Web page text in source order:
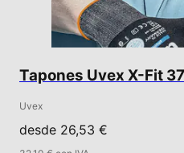
Tapones Uvex X-Fit
Uvex
desde 26,53 €